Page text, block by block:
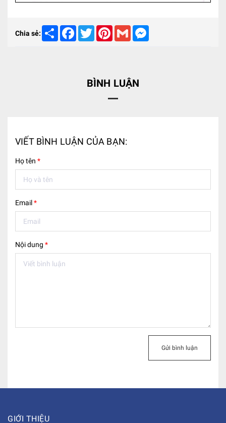
Chia sẻ: Share Facebook
TwitterPinterestGmail
BÌNH LUẬN
VIẾT BÌNH LUẬN CỦA BẠN:
Họ tên *
Email*
Nội dung *
Gửi bình luận
GIỚI THIỆU